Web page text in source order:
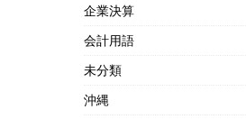
企業決算
会計用語
未分類
沖縄